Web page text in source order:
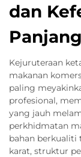
dan
Panjang
Kejuruteraan
makanan
paling
profesional,
yang jauh
perkhidmatan
bahan
karat, struktur